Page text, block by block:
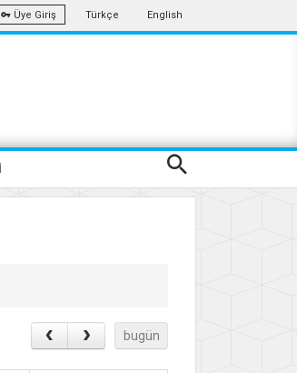
Üye Giriş Türkçe English
bugün